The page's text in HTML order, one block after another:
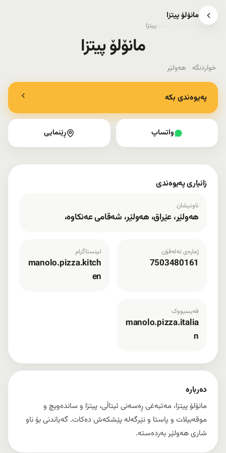
مانۆلۆ پیتزا
هەولێر مانۆلۆ پیتزا
مانۆلۆ پیتزا
خواردنگە · هەولێر
دەربارە
مانۆلۆ پیتزا، مەتبەغی ڕەسەنی ئیتاڵی، پیتزا و ساندەویچ و
موقەبیلات و پاستا و نێرگەلە پێشکەش دەکات. گەیاندنی بۆ ناو
شاری هەولێر بەردەستە.
پەیوەندی بکە
واتساپ ڕێنمایی
زانیاری پەیوەندی
ناونیشان
هەولێر، عێراق، هەولێر، شەقامی عەنکاوە،
ژمارەی تەلەفۆن
7503480161
ئینستاگرام
manolo.pizza.kitch
en
فەیسبووک
manolo.pizza.italia
n